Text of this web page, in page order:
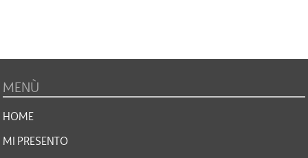
MENÙ
HOME
MI PRESENTO